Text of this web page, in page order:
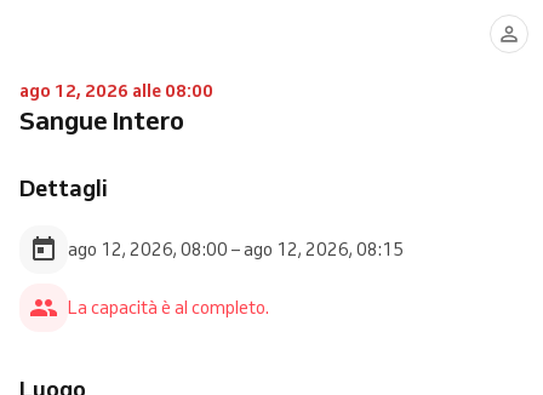
ago 12, 2026 alle 08:00
Sangue Intero
Dettagli
ago 12, 2026, 08:00 – ago 12, 2026, 08:15
La capacità è al completo.
Luogo